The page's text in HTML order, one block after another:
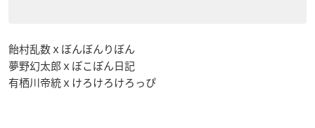
飴村乱数ｘぼんぼんりぼん
夢野幻太郎ｘぽこぽん日記
有栖川帝統ｘけろけろけろっぴ